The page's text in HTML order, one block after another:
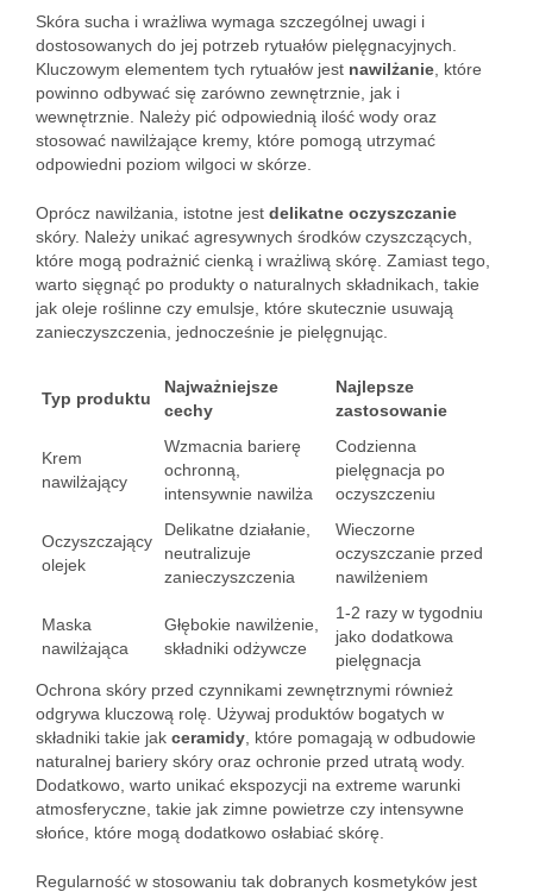
Skóra sucha i wrażliwa wymaga szczególnej uwagi i
dostosowanych do jej potrzeb rytuałów pielęgnacyjnych.
Kluczowym elementem tych rytuałów jest nawilżanie , które
powinno odbywać się zarówno zewnętrznie, jak i
wewnętrznie. Należy pić odpowiednią ilość wody oraz
stosować nawilżające kremy, które pomogą utrzymać
odpowiedni poziom wilgoci w skórze.
Oprócz nawilżania, istotne jest delikatne oczyszczanie
skóry. Należy unikać agresywnych środków czyszczących,
które mogą podrażnić cienką i wrażliwą skórę. Zamiast tego,
warto sięgnąć po produkty o naturalnych składnikach, takie
jak oleje roślinne czy emulsje, które skutecznie usuwają
zanieczyszczenia, jednocześnie je pielęgnując.
Typ produktu
Najważniejsze
cechy
Najlepsze
zastosowanie
Krem
nawilżający
Wzmacnia barierę
ochronną,
intensywnie nawilża
Codzienna
pielęgnacja po
oczyszczeniu
Oczyszczający
olejek
Delikatne działanie,
neutralizuje
zanieczyszczenia
Wieczorne
oczyszczanie przed
nawilżeniem
Maska
nawilżająca
Głębokie nawilżenie,
składniki odżywcze
1-2 razy w tygodniu
jako dodatkowa
pielęgnacja
Ochrona skóry przed czynnikami zewnętrznymi również
odgrywa kluczową rolę. Używaj produktów bogatych w
składniki takie jak ceramidy , które pomagają w odbudowie
naturalnej bariery skóry oraz ochronie przed utratą wody.
Dodatkowo, warto unikać ekspozycji na extreme warunki
atmosferyczne, takie jak zimne powietrze czy intensywne
słońce, które mogą dodatkowo osłabiać skórę.
Regularność w stosowaniu tak dobranych kosmetyków jest